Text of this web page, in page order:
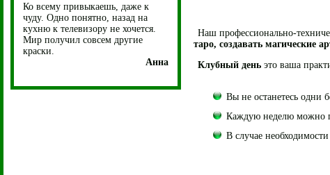
Ко всему привыкаешь, даже к
чуду. Одно понятно, назад на
кухню к телевизору не хочется.
Мир получил совсем другие
краски.
Анна
Наш профессионально-
таро, создавать магические
Клубный день это ваша
Вы не останетесь одни
Каждую неделю можно
В случае